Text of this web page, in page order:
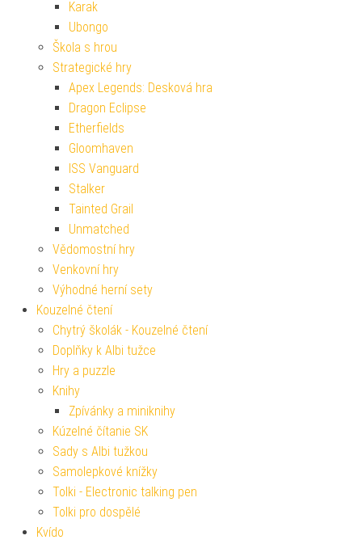
Karak
Ubongo
Škola s hrou
Strategické hry
Apex Legends: Desková hra
Dragon Eclipse
Etherfields
Gloomhaven
ISS Vanguard
Stalker
Tainted Grail
Unmatched
Vědomostní hry
Venkovní hry
Výhodné herní sety
Kouzelné čtení
Chytrý školák - Kouzelné čtení
Doplňky k Albi tužce
Hry a puzzle
Knihy
Zpívánky a miniknihy
Kúzelné čítanie SK
Sady s Albi tužkou
Samolepkové knížky
Tolki - Electronic talking pen
Tolki pro dospělé
Kvído